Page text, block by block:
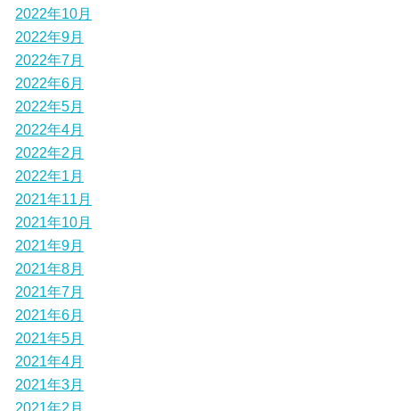
2022年10月
2022年9月
2022年7月
2022年6月
2022年5月
2022年4月
2022年2月
2022年1月
2021年11月
2021年10月
2021年9月
2021年8月
2021年7月
2021年6月
2021年5月
2021年4月
2021年3月
2021年2月